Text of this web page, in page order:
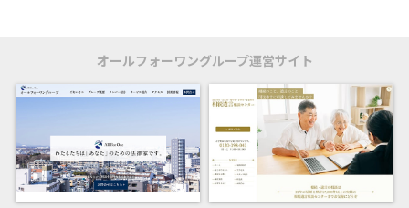
オールフォーワングループ運営サイト